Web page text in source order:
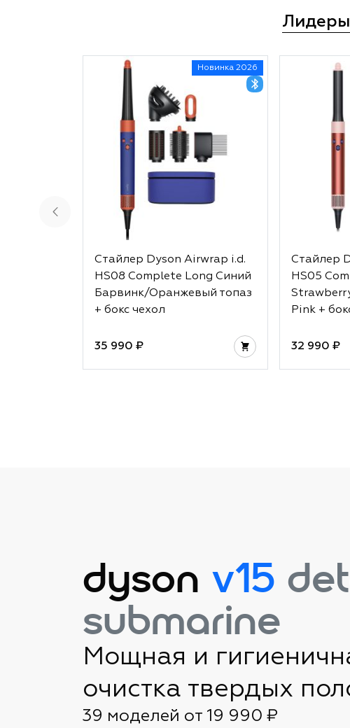
Новинка 2026
Стайлер Dyson Airwrap i.d.
HS08 Complete Long Синий
Барвинк/Оранжевый топаз
+ бокс чехол
35 990 ₽
Стайлер
HS05
Pink +
32 990 ₽
dyson v15
submarine
Мощная и
очистка твердых
39 моделей от 19 990 ₽